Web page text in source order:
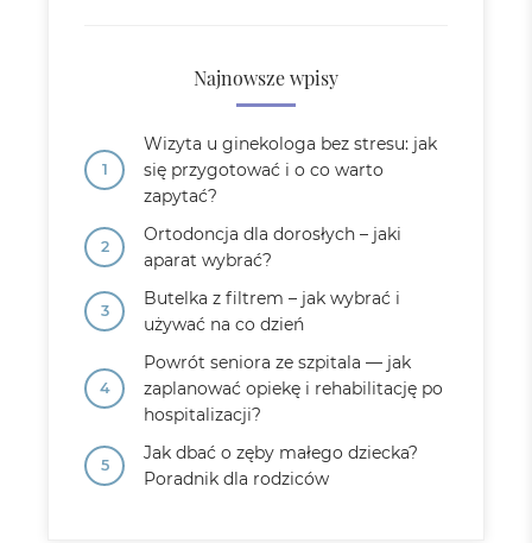
Najnowsze wpisy
Wizyta u ginekologa bez stresu: jak
się przygotować i o co warto
zapytać?
Ortodoncja dla dorosłych – jaki
aparat wybrać?
Butelka z filtrem – jak wybrać i
używać na co dzień
Powrót seniora ze szpitala — jak
zaplanować opiekę i rehabilitację po
hospitalizacji?
Jak dbać o zęby małego dziecka?
Poradnik dla rodziców